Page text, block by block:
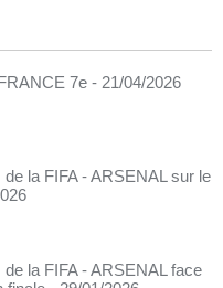
7e - 21/04/2026
la FIFA - ARSENAL sur le
la FIFA - ARSENAL face